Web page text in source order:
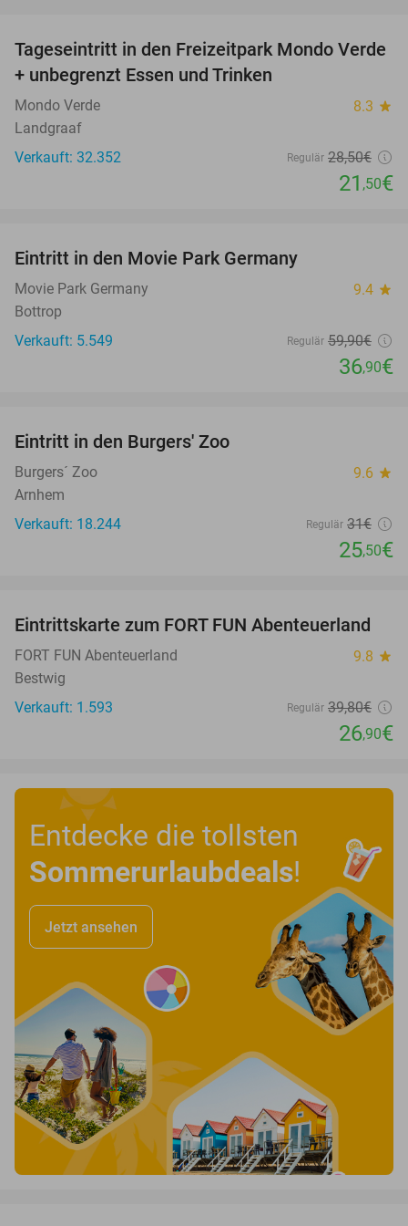
25%
Tageseintritt in den Freizeitpark Mondo Verde
+ unbegrenzt Essen und Trinken
Mondo Verde 8.3 star
Landgraaf
Verkauft: 32.352
Regulär 28,50€
21 ,50€
Eintritt in den Movie Park Germany
Movie Park Germany 9.4 star
Bottrop
Verkauft: 5.549
Regulär 59,90€
36,90€
Eintritt in den Burgers' Zoo
Burgers´ Zoo 9.6 star
Arnhem
Verkauft: 18.244
Regulär 31€
25,50€
32%
Eintrittskarte zum FORT FUN Abenteuerland
FORT FUN Abenteuerland 9.8 star
Bestwig
Verkauft: 1.593
Regulär 39,80€
26,90€
Entdecke die tollsten
Sommerurlaubdeals!
Jetzt ansehen